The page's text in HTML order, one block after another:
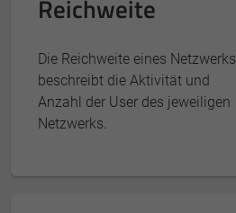
Reichweite
Die Reichweite eines Netzwerks
beschreibt die Aktivität und
Anzahl der User des jeweiligen
Netzwerks.